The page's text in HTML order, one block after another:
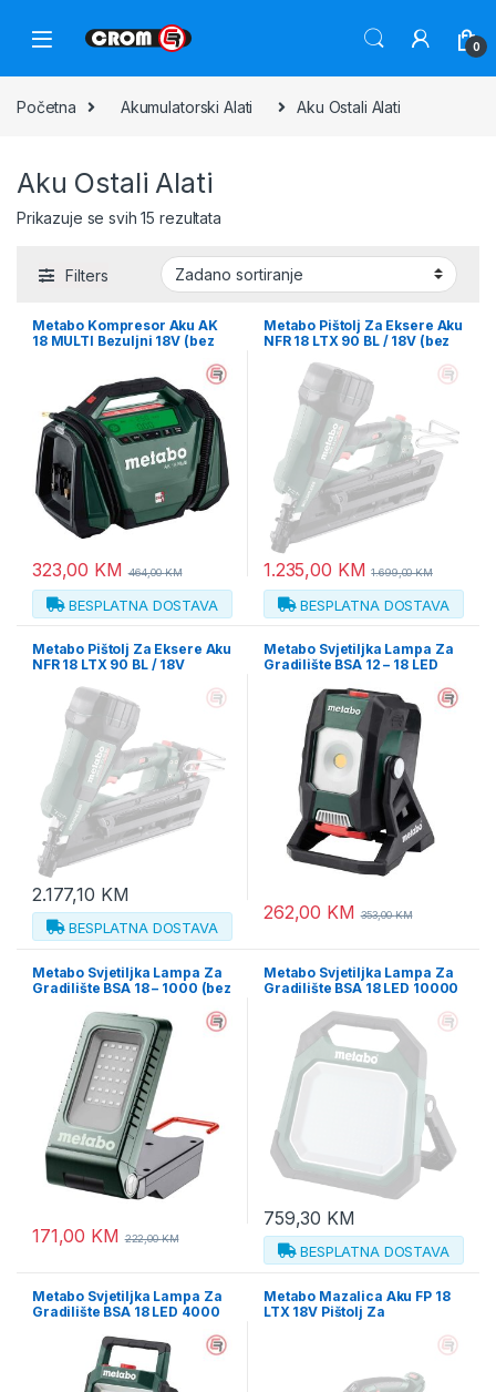
0
Početna Akumulatorski Alati Aku Ostali Alati
Aku Ostali Alati
Prikazuje se svih 15 rezultata
Filters
Metabo Kompresor Aku AK
18 MULTI Bezuljni 18V (bez
323,00 KM 464,00KM
BESPLATNA DOSTAVA
Metabo Pištolj Za Eksere Aku
NFR 18 LTX 90 BL / 18V (bez
metaBOX – 612090840
1.235,00 KM 1.699,00KM
BESPLATNA DOSTAVA
Metabo Pištolj Za Eksere Aku
NFR 18 LTX 90 BL / 18V
– 612090800
2.177,10 KM
BESPLATNA DOSTAVA
Metabo Svjetiljka Lampa Za
Gradilište BSA 12 – 18 LED
– 601504850
262,00 KM 353,00KM
Metabo Svjetiljka Lampa Za
Gradilište BSA 18 – 1000 (bez
601508850
171,00 KM 222,00KM
Metabo Svjetiljka Lampa Za
Gradilište BSA 18 LED 10000
601506850
759,30 KM
BESPLATNA DOSTAVA
Metabo Svjetiljka Lampa Za
Gradilište BSA 18 LED 4000
601505850
Metabo Mazalica Aku FP 18
LTX 18V Pištolj Za